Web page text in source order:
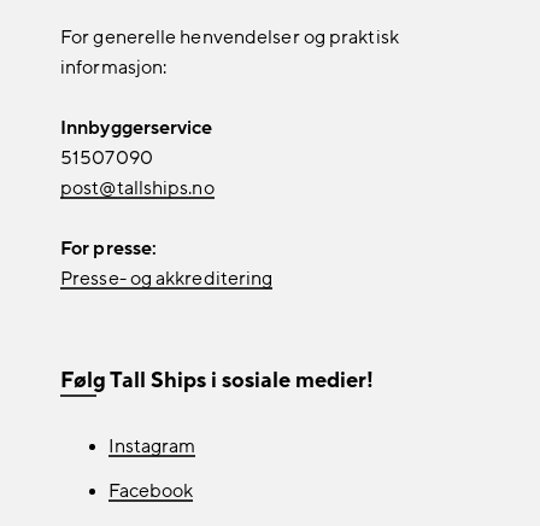
For generelle henvendelser og praktisk
informasjon:
Innbyggerservice
51507090
post@tallships.no
For presse:
Presse- og akkreditering
Følg Tall Ships i sosiale medier!
Instagram
Facebook